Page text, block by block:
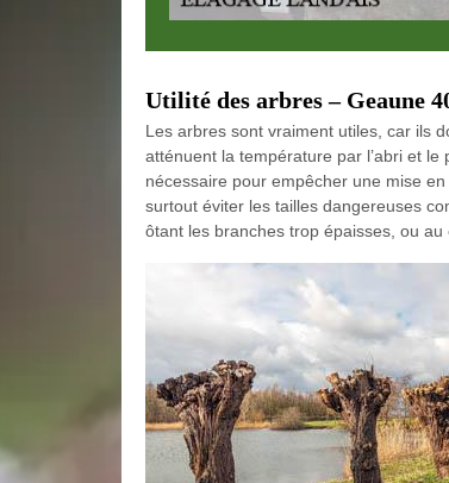
Utilité des arbres – Geaune
Les arbres sont vraiment utiles, car ils
atténuent la température par l’abri et
nécessaire pour empêcher une mise
surtout éviter les tailles dangereuses
ôtant les branches trop épaisses, ou au